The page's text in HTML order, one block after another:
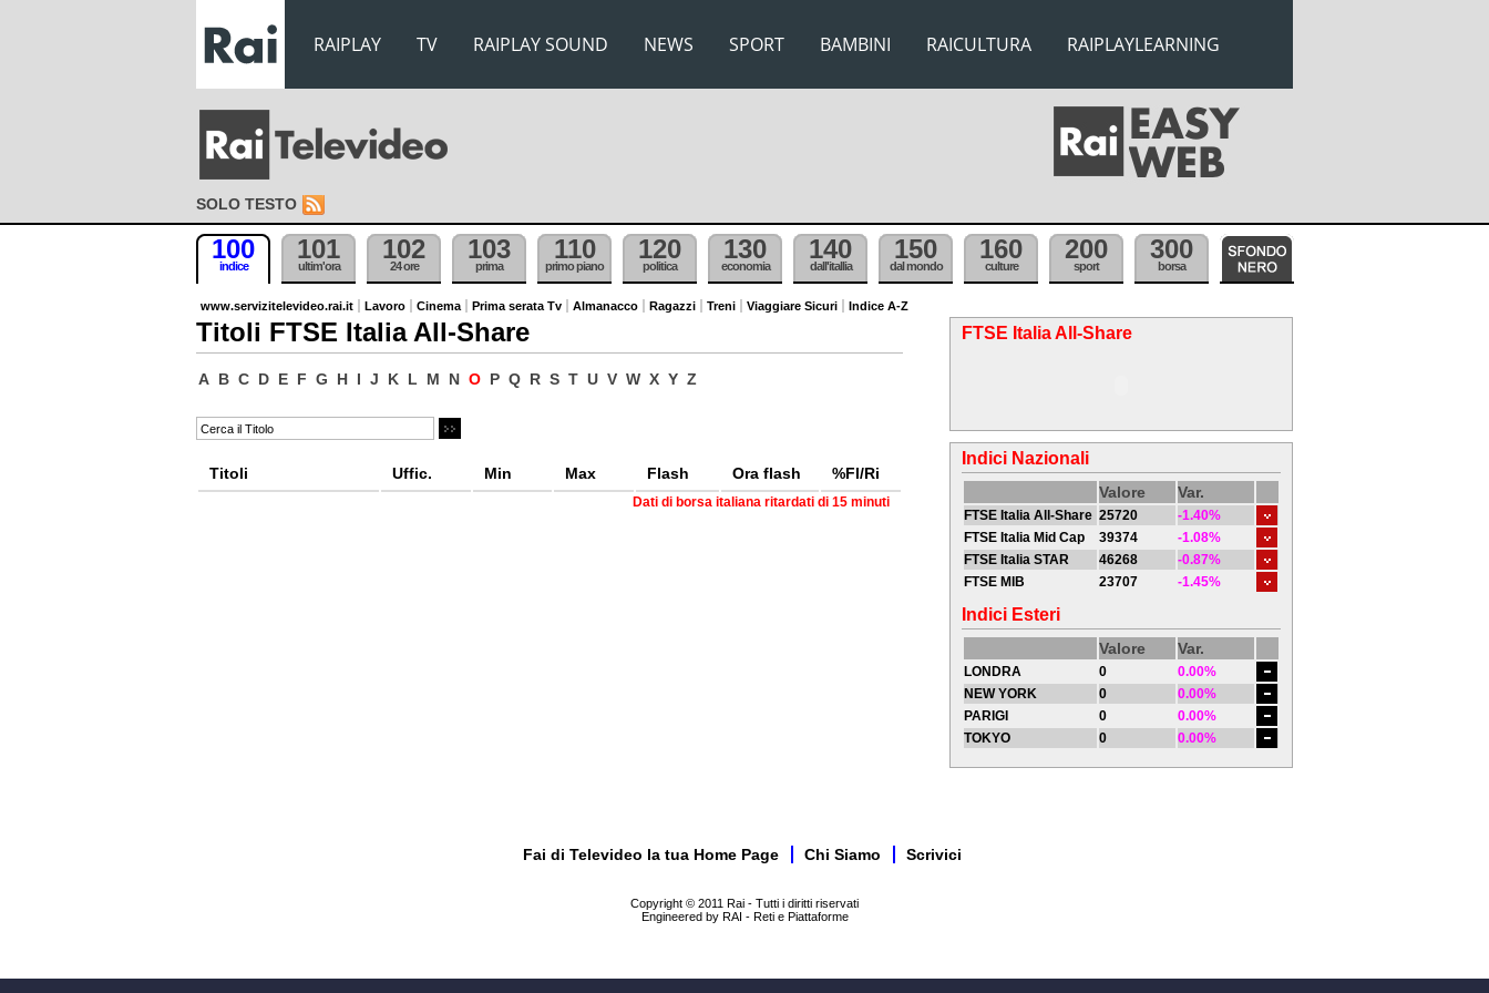
RAIPLAY TV RAIPLAY SOUND NEWS SPORT BAMBINI RAICULTURA RAIPLAYLEARNING
SOLO TESTO
100
indice
101
ultim'ora
102
24 ore
103
prima
110
primo piano
120
politica
130
economia
140
dall'itallia
150
dal mondo
160
culture
200
sport
300
borsa
www.servizitelevideo.rai.it Lavoro Cinema Prima serata Tv Almanacco Ragazzi Treni Viaggiare Sicuri Indice A-Z
Titoli FTSE Italia All-Share
A B C D E F G H I J K L M N O P Q R S T U V W X Y Z
Titoli Uffic. Min Max Flash Ora flash %Fl/Ri
Dati di borsa italiana ritardati di 15 minuti
FTSE Italia All-Share
Indici Nazionali
Valore Var.
FTSE Italia All-Share 25720
-1.40%
FTSE Italia Mid Cap
39374
-1.08%
FTSE Italia STAR
46268
-0.87%
FTSE MIB
23707 -1.45%
Indici Esteri
Valore Var.
LONDRA 0
0.00%
NEW YORK
0
0.00%
PARIGI
0
0.00%
TOKYO
0 0.00%
Fai di Televideo la tua Home Page Chi Siamo Scrivici
Copyright © 2011 Rai - Tutti i diritti riservati
Engineered by RAI - Reti e Piattaforme